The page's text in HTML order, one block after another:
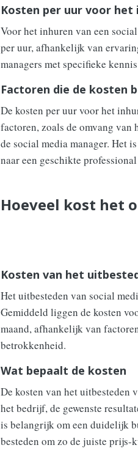
Kosten per uur voor het
Voor het inhuren van een
per uur, afhankelijk van
managers met specifieke
Factoren die de kosten
De kosten per uur voor het
factoren, zoals de omvang van
de social media manager. Het
naar een geschikte
Hoeveel kost het
Kosten van het
Het uitbesteden van social
Gemiddeld liggen de kosten
maand, afhankelijk van
betrokkenheid.
Wat bepaalt de kosten
De kosten van het uitbesteden
het bedrijf, de gewenste
is belangrijk om een duidelijk
besteden om zo de juiste